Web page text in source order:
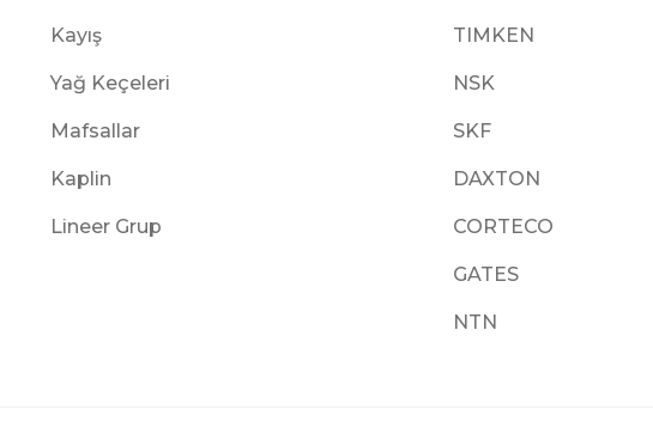
Kayış
Yağ Keçeleri
Mafsallar
Kaplin
Lineer Grup
TIMKEN
NSK
SKF
DAXTON
CORTECO
GATES
NTN